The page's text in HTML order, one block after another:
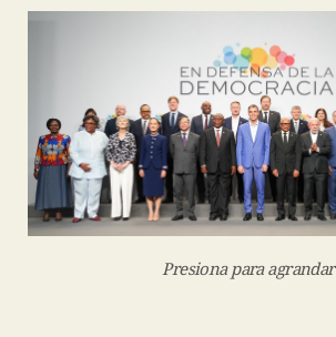
Presiona para agrandar